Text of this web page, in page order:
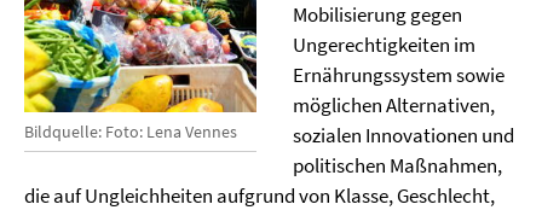
Bildquelle: Foto: Lena Vennes
Mobilisierung gegen
Ungerechtigkeiten im
Ernährungssystem sowie
möglichen Alternativen,
sozialen Innovationen und
politischen Maßnahmen,
die auf Ungleichheiten aufgrund von Klasse, Geschlecht,